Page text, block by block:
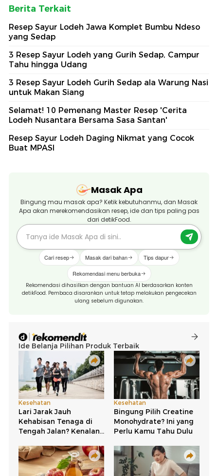
Berita Terkait
Resep Sayur Lodeh Jawa Komplet Bumbu Ndeso
yang Sedap
3 Resep Sayur Lodeh yang Gurih Sedap, Campur
Tahu hingga Udang
3 Resep Sayur Lodeh Gurih Sedap ala Warung Nasi
untuk Makan Siang
Selamat! 10 Pemenang Master Resep 'Cerita
Lodeh Nusantara Bersama Sasa Santan'
Resep Sayur Lodeh Daging Nikmat yang Cocok
Buat MPASI
Masak Apa
Bingung mau masak apa? Ketik kebutuhanmu, dan Masak
Apa akan merekomendasikan resep, ide dan tips paling pas
dari detikFood.
Cari resep Masak dari bahan Tips dapur
Rekomendasi menu berbuka
Rekomendasi dihasilkan dengan bantuan AI berdasarkan konten
detikFood. Pembaca disarankan untuk tetap melakukan pengecekan
ulang sebelum digunakan.